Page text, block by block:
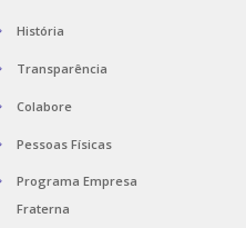
História
Transparência
Colabore
Pessoas Físicas
Programa Empresa
Fraterna